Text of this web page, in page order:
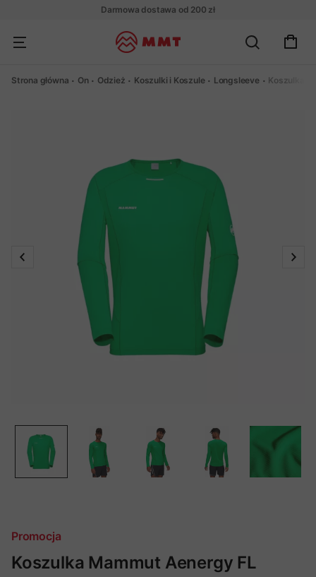
Darmowa dostawa od 200 zł
Strona główna On Odzież Koszulki i Koszule Longsleeve Koszulka
Promocja
Koszulka Mammut Aenergy FL